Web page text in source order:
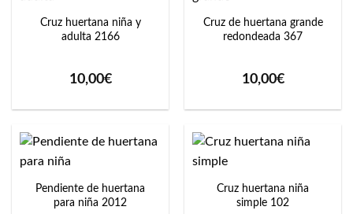
Cruz huertana niña y
adulta 2166
10,00€
Cruz de huertana grande
redondeada 367
10,00€
Pendiente de huertana
para niña 2012
Cruz huertana niña
simple 102